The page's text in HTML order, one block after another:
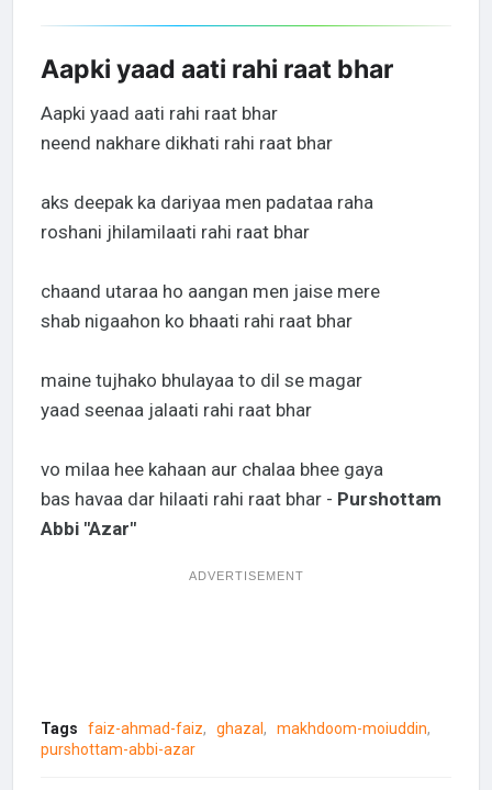
Aapki yaad aati rahi raat bhar
Aapki yaad aati rahi raat bhar
neend nakhare dikhati rahi raat bhar
aks deepak ka dariyaa men padataa raha
roshani jhilamilaati rahi raat bhar
chaand utaraa ho aangan men jaise mere
shab nigaahon ko bhaati rahi raat bhar
maine tujhako bhulayaa to dil se magar
yaad seenaa jalaati rahi raat bhar
vo milaa hee kahaan aur chalaa bhee gaya
bas havaa dar hilaati rahi raat bhar - Purshottam
Abbi "Azar"
ADVERTISEMENT
Tags faiz-ahmad-faiz ghazal
makhdoom-moiuddin
purshottam-abbi-azar